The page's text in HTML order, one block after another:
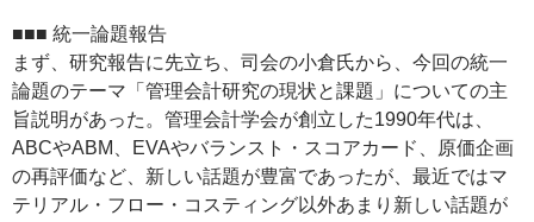
■■■ 統一論題報告
まず、研究報告に先立ち、司会の小倉氏から、今回の統一
論題のテーマ「管理会計研究の現状と課題」についての主
旨説明があった。管理会計学会が創立した1990年代は、
ABCやABM、EVAやバランスト・スコアカード、原価企画
の再評価など、新しい話題が豊富であったが、最近ではマ
テリアル・フロー・コスティング以外あまり新しい話題が